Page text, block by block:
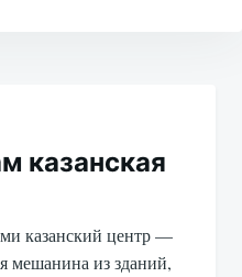
казанская
казанский центр —
мешанина из зданий,